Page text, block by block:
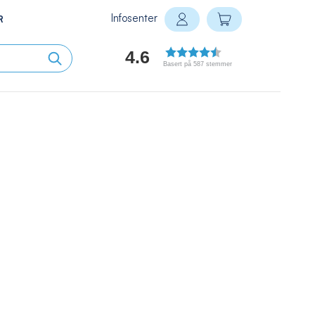
4.6 Basert på 587 stemmer
Infosenter
Logg inn
Min handlekurv